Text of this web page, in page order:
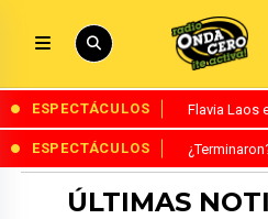
ESPECTÁCULOS Flavia Laos
ESPECTÁCULOS
ÚLTIMAS